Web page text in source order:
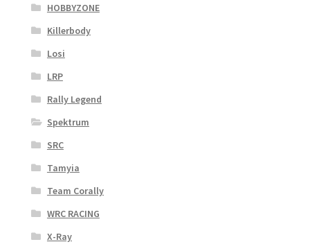
HOBBYZONE
Killerbody
Losi
LRP
Rally Legend
Spektrum
SRC
Tamyia
Team Corally
WRC RACING
X-Ray